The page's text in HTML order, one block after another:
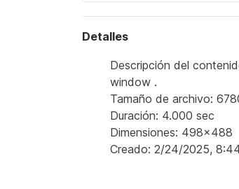
Detalles
Descripción del
window .
Tamaño de archivo:
Duración: 4.000 sec
Dimensiones: 498x488
Creado: 2/24/2025,